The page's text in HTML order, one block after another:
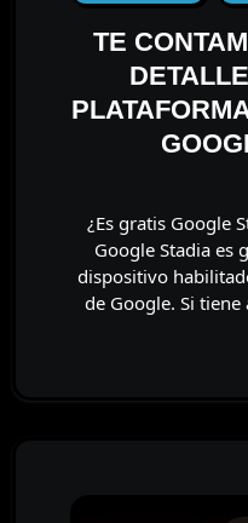
TE
¿Es gratis Google Stadia? La versión base de
Google Stadia es
dispositivo
de Google. Si